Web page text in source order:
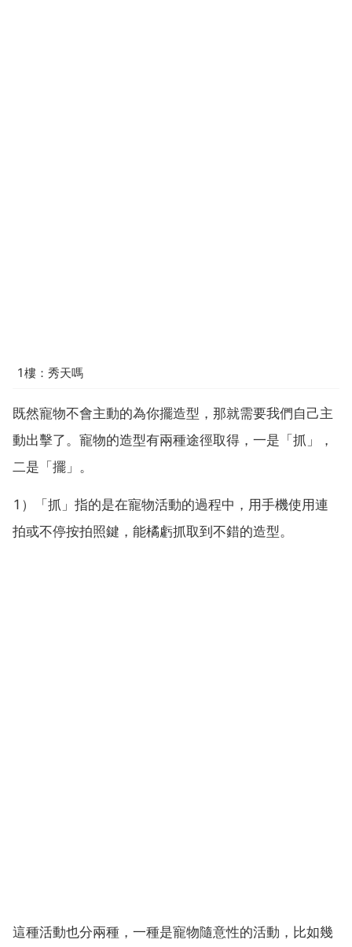
1樓：秀天嗎
既然寵物不會主動的為你擺造型，那就需要我們自己主
動出擊了。寵物的造型有兩種途徑取得，一是「抓」，
二是「擺」。
1）「抓」指的是在寵物活動的過程中，用手機使用連
拍或不停按拍照鍵，能橘虧抓取到不錯的造型。
這種活動也分兩種，一種是寵物隨意性的活動，比如幾